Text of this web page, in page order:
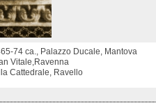
74 ca., Palazzo Ducale, Mantova
Vitale,Ravenna
Cattedrale, Ravello